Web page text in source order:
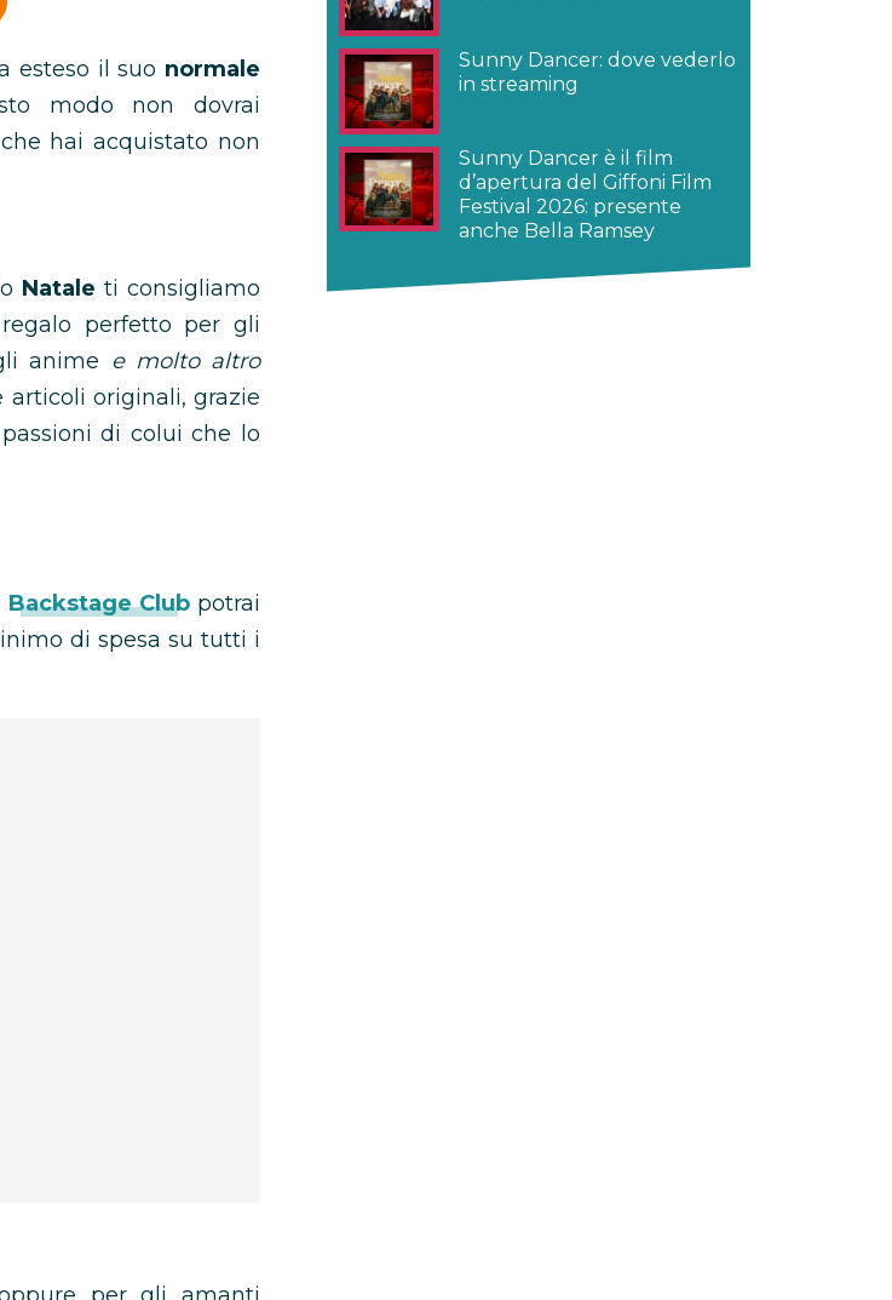
esteso il suo normale
modo non dovrai
hai acquistato non
Natale ti consigliamo
perfetto per gli
anime e molto altro
articoli originali, grazie
di colui che lo
Backstage Club potrai
di spesa su tutti i
Sunny Dancer: dove vederlo
in streaming
Sunny Dancer è il film
d’apertura del Giffoni Film
Festival 2026: presente
anche Bella Ramsey